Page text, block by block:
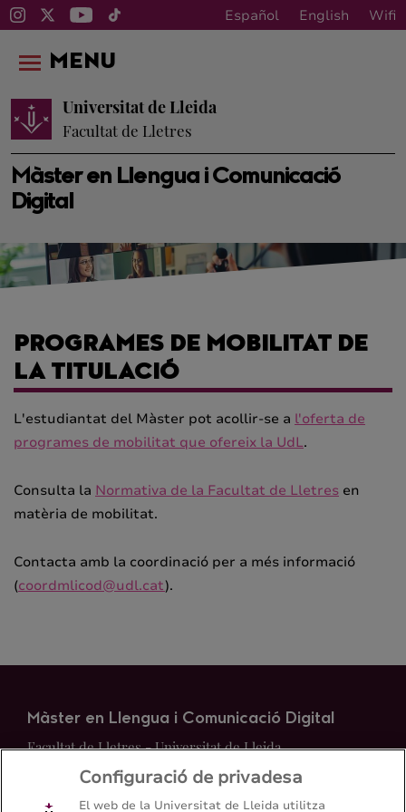
Español English Wifi
Màster en Llengua i Comunicació
Digital
Universitat de Lleida
Facultat de Lletres
MENU
PROGRAMES DE MOBILITAT DE
LA TITULACIÓ
L'estudiantat del Màster pot acollir-se a l'oferta de
programes de mobilitat que ofereix la UdL.
Consulta la Normativa de la Facultat de Lletres en
matèria de mobilitat.
Contacta amb la coordinació per a més informació
(coordmlicod@udl.cat).
Màster en Llengua i Comunicació Digital
Facultat de Lletres - Universitat de Lleida
Mapa del web Contacte
Configuració de privadesa
El web de la Universitat de Lleida utilitza